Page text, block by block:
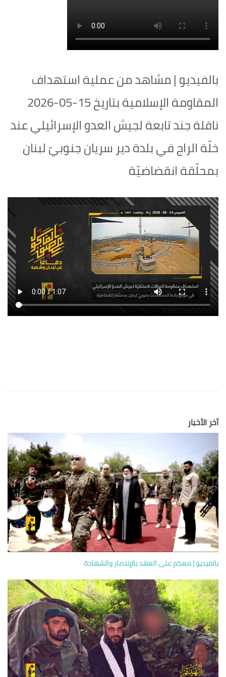
بالفيديو | مشاهد من عملية استهداف
المقاومة الإسلامية بتاريخ 15-05-2026
ناقلة جند تابعة لجيش العدو الإسرائيلي عند
خلّة الراج في بلدة دير سريان جنوبيّ لبنان
بمحلّقة انقضاضيّة
آخر الأخبار
بالفيديو | معكم على العهد بالإنتصار والشهادة